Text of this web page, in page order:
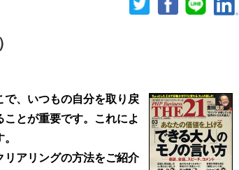
、いつもの自分を取り戻
とが重要です。これによ
リアリングの方法をご紹介